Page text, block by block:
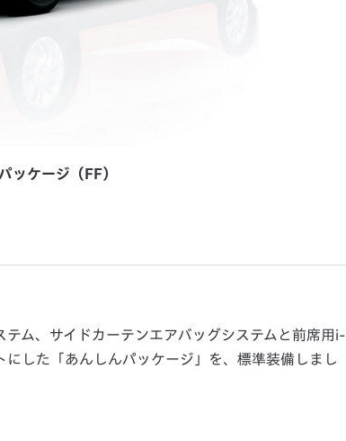
ッケージ（FF）
ム、サイドカーテンエアバッグシステムと前席用i-
した「あんしんパッケージ」を、標準装備しまし